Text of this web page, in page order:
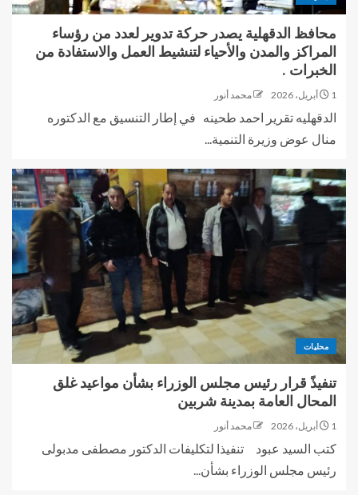
محافظ الدقهلية يصدر حركة تدوير لعدد من رؤساء
المراكز والمدن والأحياء لتنشيط العمل والاستفادة من
الخبرات .
1 أبريل، 2026 محمد أنور
الدقهليه تقرير احمد طحينه في إطار التنسيق مع الدكتوره
منال عوض وزيرة التنمية...
محليات
تنفيذً قرار رئيس مجلس الوزراء بشأن مواعيد غلق
المحال العامة بمدينة شربين
1 أبريل، 2026 محمد أنور
كتب السيد عبود تنفيذا لتكليفات الدكتور مصطفى مدبولى
رئيس مجلس الوزراء بشأن...